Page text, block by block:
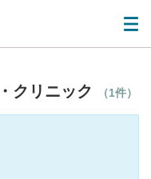
クリニック （1件）